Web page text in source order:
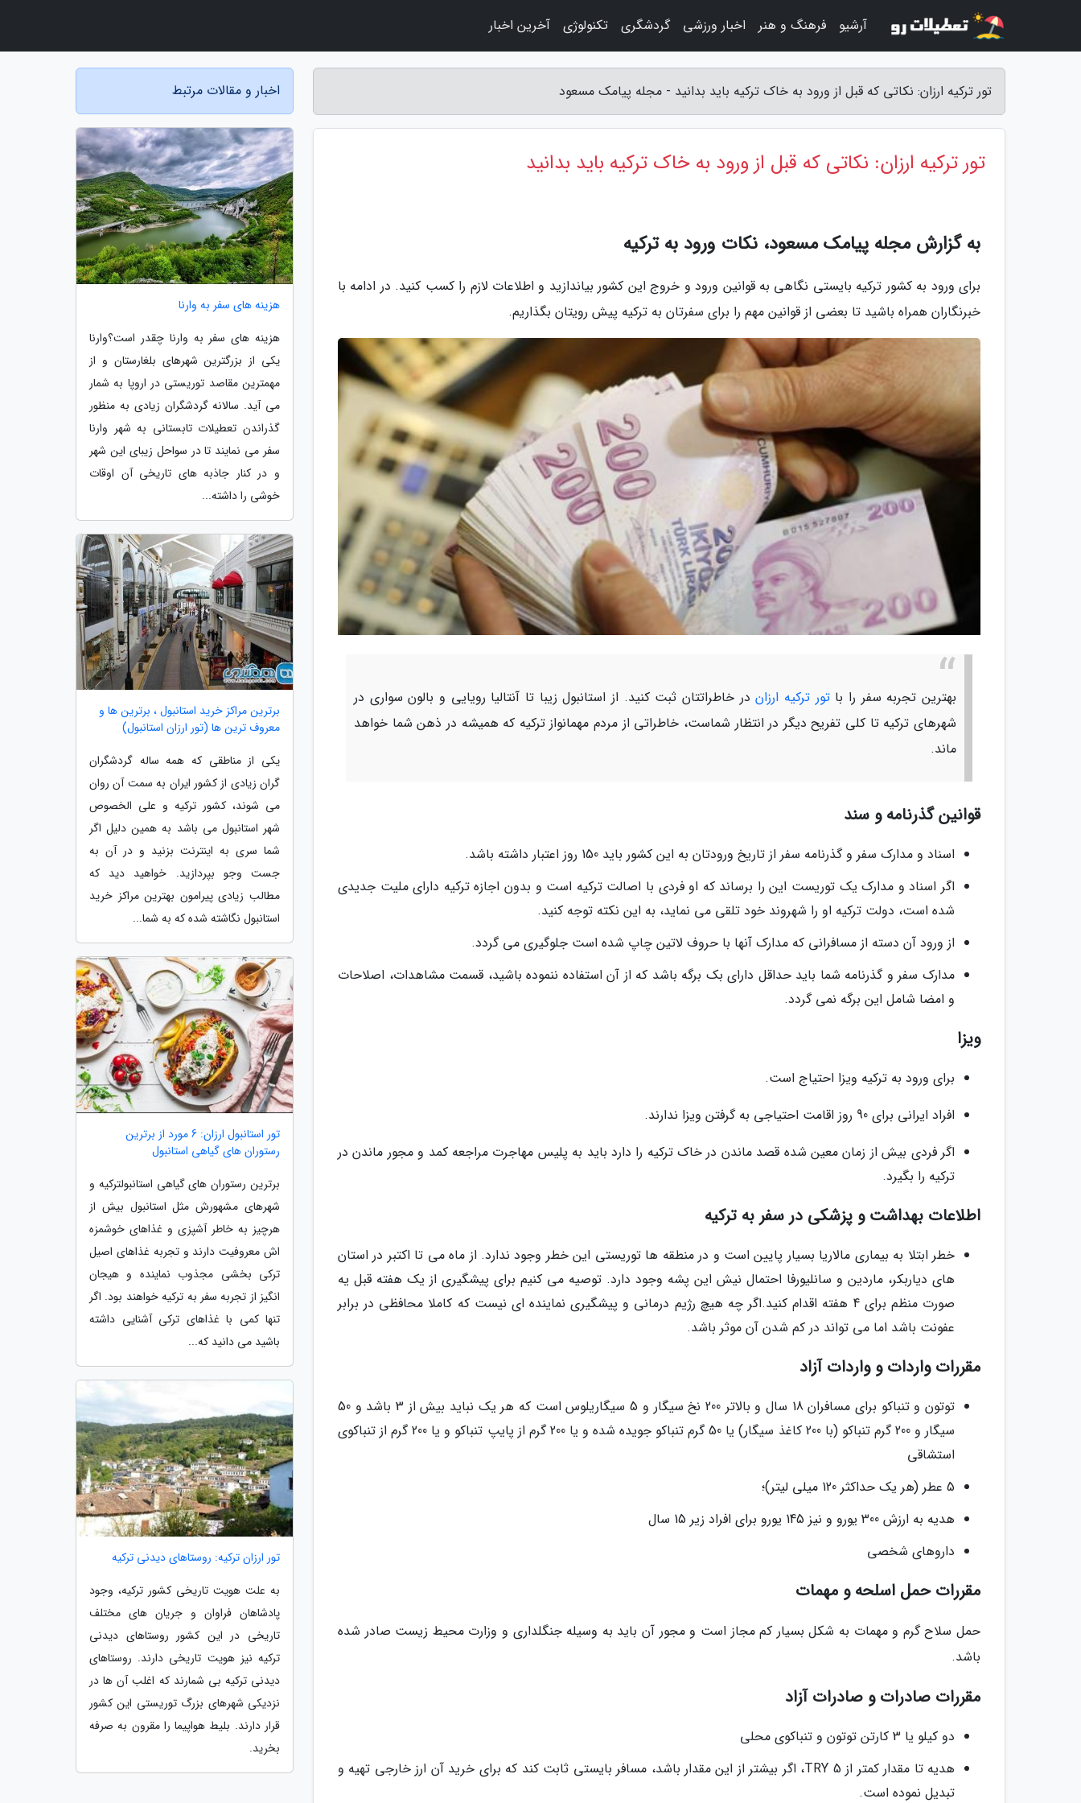
تور ترکیه ارزان: نکاتی که قبل از ورود به خاک ترکیه باید بدانید - مجله پیامک مسعود
تور ترکیه ارزان: نکاتی که قبل از ورود به خاک ترکیه باید بدانید
به گزارش مجله پیامک مسعود، نکات ورود به ترکیه
برای ورود به کشور ترکیه بایستی نگاهی به قوانین ورود و خروج این کشور بیاندازید و اطلاعات لازم را کسب کنید. در ادامه با
خبرنگاران همراه باشید تا بعضی از قوانین مهم را برای سفرتان به ترکیه پیش رویتان بگذاریم.
بهترین تجربه سفر را باتور ترکیه ارزاندر خاطراتتان ثبت کنید. از استانبول زیبا تا آنتالیا رویایی و بالون سواری در
شهرهای ترکیه تا کلی تفریح دیگر در انتظار شماست، خاطراتی از مردم مهمانواز ترکیه که همیشه در ذهن شما خواهد
ماند.
قوانین گذرنامه و سند
اسناد و مدارک سفر و گذرنامه سفر از تاریخ ورودتان به این کشور باید 150 روز اعتبار داشته باشد.
اگر اسناد و مدارک یک توریست این را برساند که او فردی با اصالت ترکیه است و بدون اجازه ترکیه دارای ملیت جدیدی
شده است، دولت ترکیه او را شهروند خود تلقی می نماید، به این نکته توجه کنید.
از ورود آن دسته از مسافرانی که مدارک آنها با حروف لاتین چاپ شده است جلوگیری می گردد.
مدارک سفر و گذرنامه شما باید حداقل دارای بک برگه باشد که از آن استفاده ننموده باشید، قسمت مشاهدات، اصلاحات
و امضا شامل این برگه نمی گردد.
ویزا
برای ورود به ترکیه ویزا احتیاج است.
افراد ایرانی برای 90 روز اقامت احتیاجی به گرفتن ویزا ندارند.
اگر فردی بیش از زمان معین شده قصد ماندن در خاک ترکیه را دارد باید به پلیس مهاجرت مراجعه کمد و مجور ماندن در
ترکیه را بگیرد.
اطلاعات بهداشت و پزشکی در سفر به ترکیه
خطر ابتلا به بیماری مالاریا بسیار پایین است و در منطقه ها توریستی این خطر وجود ندارد. از ماه می تا اکتبر در استان
های دیاربکر، ماردین و سانلیورفا احتمال نیش این پشه وجود دارد. توصیه می کنیم برای پیشگیری از یک هفته قبل یه
صورت منظم برای 4 هفته اقدام کنید.اگر چه هیچ رژیم درمانی و پیشگیری نماینده ای نیست که کاملا محافظی در برابر
عفونت باشد اما می تواند در کم شدن آن موثر باشد.
مقررات واردات و واردات آزاد
توتون و تنباکو برای مسافران 18 سال و بالاتر 200 نخ سیگار و 5 سیگاریلوس است که هر یک نباید بیش از 3 باشد و 50
سیگار و 200 گرم تنباکو (با 200 کاغذ سیگار) یا 50 گرم تنباکو جویده شده و یا 200 گرم از پایپ تنباکو و یا 200 گرم از تنباکوی
استشاقی
5 عطر (هر یک حداکثر 120 میلی لیتر)؛
هدیه به ارزش 300 یورو و نیز 145 یورو برای افراد زیر 15 سال
داروهای شخصی
مقررات حمل اسلحه و مهمات
حمل سلاح گرم و مهمات به شکل بسیار کم مجاز است و مجور آن باید به وسیله جنگلداری و وزارت محیط زیست صادر شده
باشد.
مقررات صادرات و صادرات آزاد
دو کیلو یا 3 کارتن توتون و تنباکوی محلی
هدیه تا مقدار کمتر از TRY 5، اگر بیشتر از این مقدار باشد، مسافر بایستی ثابت کند که برای خرید آن ارز خارجی تهیه و
تبدیل نموده است.
اخبار و مقالات مرتبط
هزینه های سفر به وارنا
هزینه های سفر به وارنا چقدر است؟وارنا
یکی از بزرگترین شهرهای بلغارستان و از
مهمترین مقاصد توریستی در اروپا به شمار
می آید. سالانه گردشگران زیادی به منظور
گذراندن تعطیلات تابستانی به شهر وارنا
سفر می نمایند تا در سواحل زیبای این شهر
و در کنار جاذبه های تاریخی آن اوقات
خوشی را داشته...
برترین مراکز خرید استانبول ، برترین ها و
معروف ترین ها (تور ارزان استانبول)
یکی از مناطقی که همه ساله گردشگران
گران زیادی از کشور ایران به سمت آن روان
می شوند، کشور ترکیه و علی الخصوص
شهر استانبول می باشد به همین دلیل اگر
شما سری به اینترنت بزنید و در آن به
جست وجو بپردازید. خواهید دید که
مطالب زیادی پیرامون بهترین مراکز خرید
استانبول نگاشته شده که به شما...
تور استانبول ارزان: 6 مورد از برترین
رستوران های گیاهی استانبول
برترین رستوران های گیاهی استانبولترکیه و
شهرهای مشهورش مثل استانبول بیش از
هرچیز به خاطر آشپزی و غذاهای خوشمزه
اش معروفیت دارند و تجربه غذاهای اصیل
ترکی بخشی مجذوب نماینده و هیجان
انگیز از تجربه سفر به ترکیه خواهند بود. اگر
تنها کمی با غذاهای ترکی آشنایی داشته
باشید می دانید که...
تور ارزان ترکیه: روستاهای دیدنی ترکیه
به علت هویت تاریخی کشور ترکیه، وجود
پادشاهان فراوان و جریان های مختلف
تاریخی در این کشور روستاهای دیدنی
ترکیه نیز هویت تاریخی دارند. روستاهای
دیدنی ترکیه بی شمارند که اغلب آن ها در
نزدیکی شهرهای بزرگ توریستی این کشور
قرار دارند. بلیط هواپیما را مقرون به صرفه
بخرید.
آرشیو فرهنگ و هنر اخبار ورزشی گردشگری تکنولوژی آخرین اخبار